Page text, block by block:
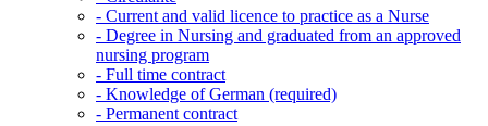
- Current and valid licence to practice as a Nurse
- Degree in Nursing and graduated from an approved
nursing program
- Full time contract
- Knowledge of German (required)
- Permanent contract